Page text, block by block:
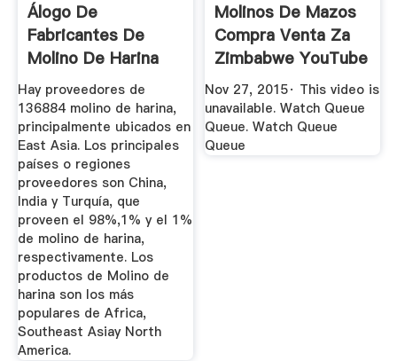
Álogo De
Fabricantes De
Molino De Harina
De Alta ...
Hay proveedores de
136884 molino de harina,
principalmente ubicados en
East Asia. Los principales
países o regiones
proveedores son China,
India y Turquía, que
proveen el 98%,1% y el 1%
de molino de harina,
respectivamente. Los
productos de Molino de
harina son los más
populares de Africa,
Southeast Asiay North
America.
Molinos De Mazos
Compra Venta Za
Zimbabwe YouTube
Nov 27, 2015· This video is
unavailable. Watch Queue
Queue. Watch Queue
Queue